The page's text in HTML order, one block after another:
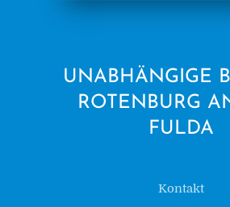
UNABHÄNGIGE
ROTENBURG
FULDA
Kontakt